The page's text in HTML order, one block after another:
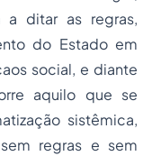
a ditar as regras,
do Estado em
social, e diante
aquilo que se
sistêmica,
regras e sem